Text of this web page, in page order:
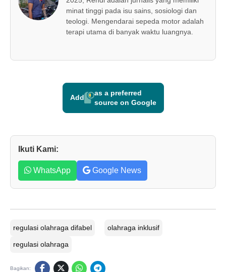
minat tinggi pada isu sains, sosiologi dan
teologi. Mengendarai sepeda motor adalah
terapi utama di banyak waktu luangnya.
Add
as a preferred
source on Google
Ikuti Kami:
WhatsApp Google News
regulasi olahraga difabel olahraga inklusif
regulasi olahraga
Bagikan: